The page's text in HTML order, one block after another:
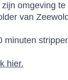
omgeving
van
minuten
hier.